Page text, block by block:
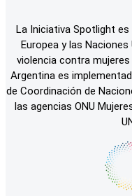
La Iniciativa Spotlight es
Europea y las
violencia contra
Argentina es
de Coordinación de
las agencias ONU